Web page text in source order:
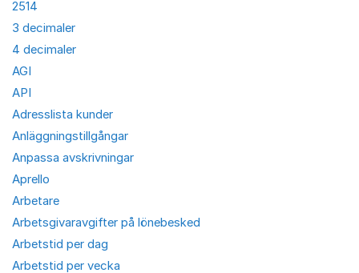
2514
3 decimaler
4 decimaler
AGI
API
Adresslista kunder
Anläggningstillgångar
Anpassa avskrivningar
Aprello
Arbetare
Arbetsgivaravgifter på lönebesked
Arbetstid per dag
Arbetstid per vecka